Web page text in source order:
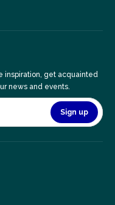
inspiration, get acquainted
news and events.
Sign up